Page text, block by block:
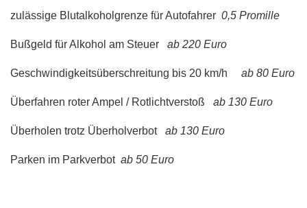
zulässige Blutalkoholgrenze für Autofahrer 0,5 Promille
Bußgeld für Alkohol am Steuer ab 220 Euro
Geschwindigkeitsüberschreitung bis 20 km/h ab 80 Euro
Überfahren roter Ampel / Rotlichtverstoß ab 130 Euro
Überholen trotz Überholverbot ab 130 Euro
Parken im Parkverbot ab 50 Euro